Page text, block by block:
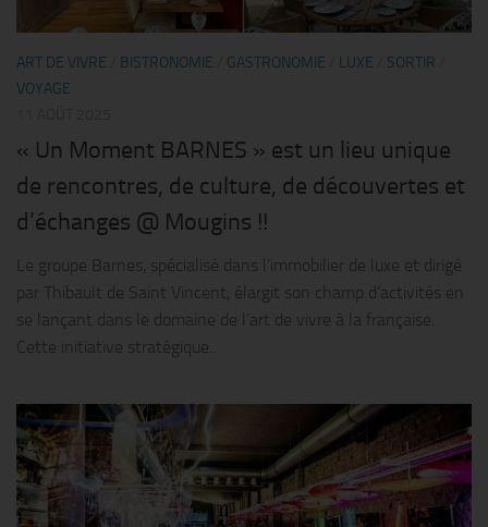
ART DE VIVRE BISTRONOMIE GASTRONOMIE LUXE SORTIR
VOYAGE
« Un Moment BARNES » est un lieu unique
de rencontres, de culture, de découvertes et
d’échanges @ Mougins !!
Le groupe Barnes, spécialisé dans l’immobilier de luxe et dirigé
par Thibault de Saint Vincent, élargit son champ d’activités en
se lançant dans le domaine de l’art de vivre à la française.
Cette initiative stratégique...